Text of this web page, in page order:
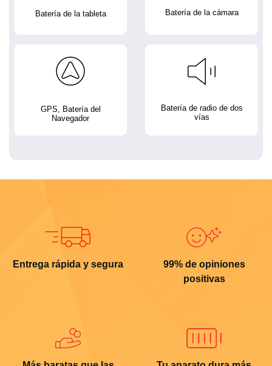
Batería de la tableta Batería de la cámara
GPS, Batería del
Navegador
Batería de radio de dos
vías
Entrega rápida y segura
99% de opiniones
positivas